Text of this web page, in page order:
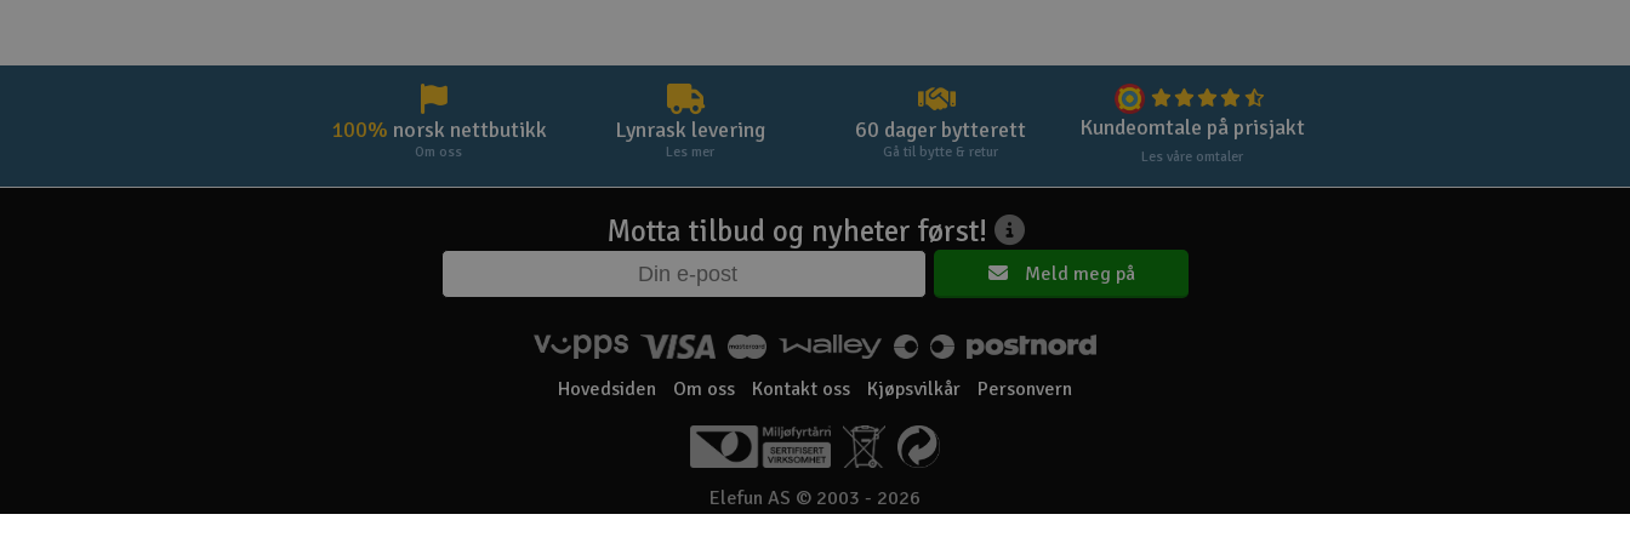
100% norsk nettbutikk
Om oss
Lynrask levering
Les mer
60 dager bytterett
Gå til bytte & retur
Kundeomtale på prisjakt
Les våre omtaler
Motta tilbud og nyheter først!
Meld meg på
Hovedsiden Om oss Kontakt oss Kjøpsvilkår Personvern
Elefun AS © 2003 - 2026